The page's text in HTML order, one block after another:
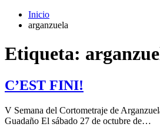
Inicio
arganzuela
Etiqueta:
C’EST FINI!
V Semana del Cortometraje de
Guadaño El sábado 27 de octubre de…